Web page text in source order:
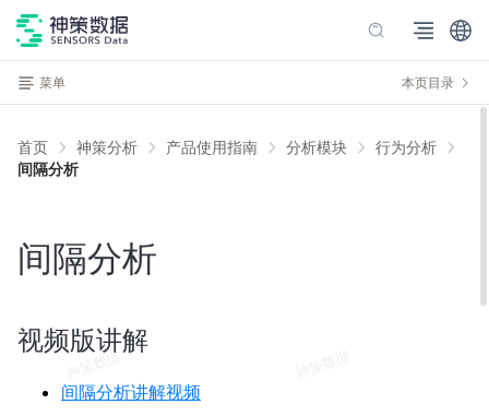
菜单 本页目录
首页 神策分析 产品使用指南 分析模块
行为分析
间隔分析
间隔分析
视频版讲解
间隔分析讲解视频